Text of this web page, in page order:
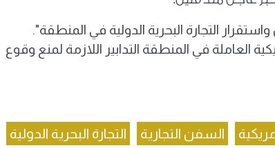
التجارة البحرية الدولية في المنطقة".
في المنطقة التدابير اللازمة لمنع وقوع
السفن التجارية التجارة البحرية الدولية